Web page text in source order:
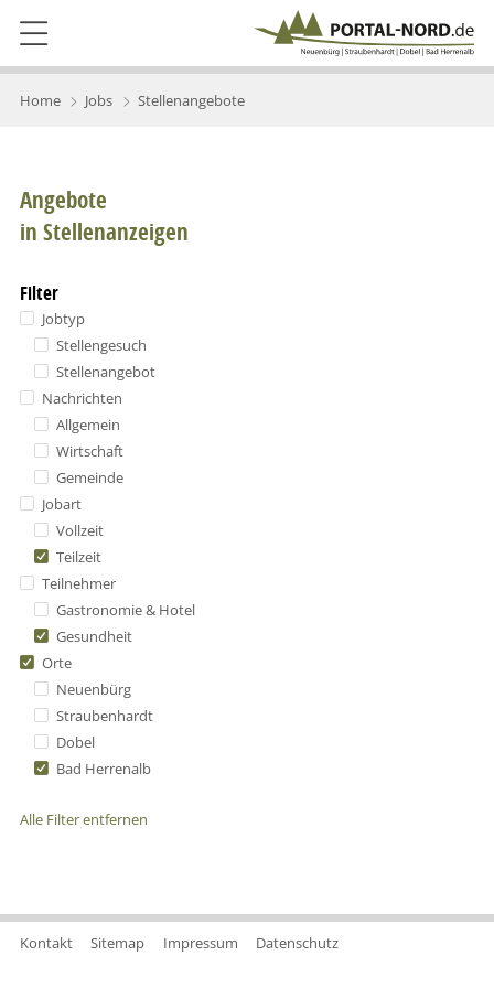
Home Jobs Stellenangebote
Angebote
in Stellenanzeigen
Filter
Jobtyp
Stellengesuch
Stellenangebot
Nachrichten
Allgemein
Wirtschaft
Gemeinde
Jobart
Vollzeit
Teilzeit
Teilnehmer
Gastronomie & Hotel
Gesundheit
Orte
Neuenbürg
Straubenhardt
Dobel
Bad Herrenalb
Alle Filter entfernen
Kontakt Sitemap Impressum Datenschutz